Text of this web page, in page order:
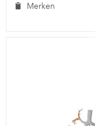
Merken